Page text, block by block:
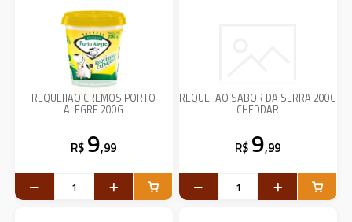
REQUEIJAO CREMOS PORTO
ALEGRE 200G
R$ 9,99
REQUEIJAO SABOR DA SERRA 200G
CHEDDAR
R$ 9,99